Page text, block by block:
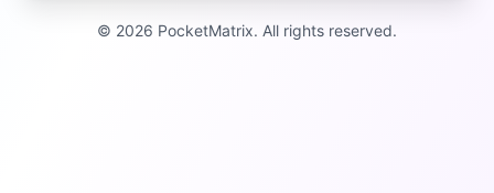
© 2026 PocketMatrix. All rights reserved.